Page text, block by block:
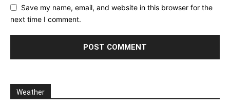
Save my name, email, and website in this browser for the
next time I comment.
Weather